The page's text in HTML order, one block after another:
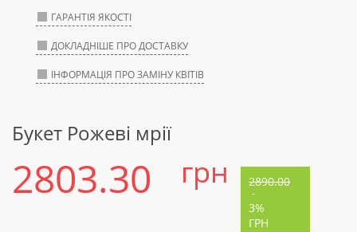
ГАРАНТІЯ ЯКОСТІ
ДОКЛАДНІШЕ ПРО ДОСТАВКУ
ІНФОРМАЦІЯ ПРО ЗАМІНУ КВІТІВ
Букет Рожеві мрії
2803.30 грн 2890.00
-
3%
ГРН